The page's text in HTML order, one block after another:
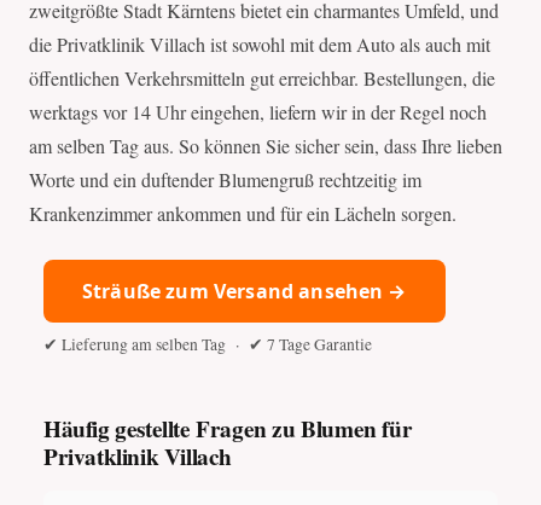
zweitgrößte Stadt Kärntens bietet ein charmantes Umfeld, und
die Privatklinik Villach ist sowohl mit dem Auto als auch mit
öffentlichen Verkehrsmitteln gut erreichbar. Bestellungen, die
werktags vor 14 Uhr eingehen, liefern wir in der Regel noch
am selben Tag aus. So können Sie sicher sein, dass Ihre lieben
Worte und ein duftender Blumengruß rechtzeitig im
Krankenzimmer ankommen und für ein Lächeln sorgen.
Sträuße zum Versand ansehen →
✔ Lieferung am selben Tag · ✔ 7 Tage Garantie
Häufig gestellte Fragen zu Blumen für
Privatklinik Villach